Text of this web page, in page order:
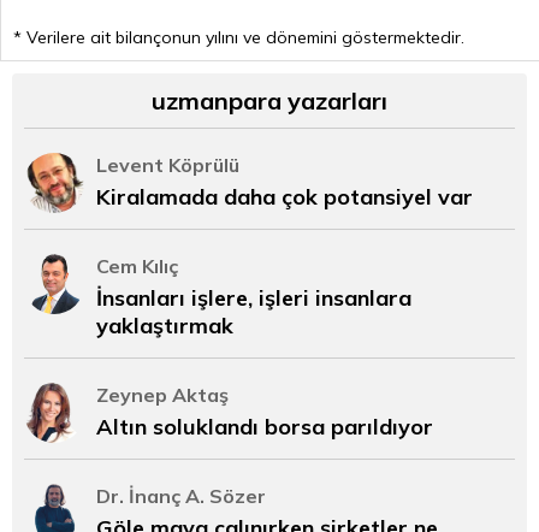
* Verilere ait bilançonun yılını ve dönemini göstermektedir.
uzmanpara yazarları
Levent Köprülü
Kiralamada daha çok potansiyel var
Cem Kılıç
İnsanları işlere, işleri insanlara
yaklaştırmak
Zeynep Aktaş
Altın soluklandı borsa parıldıyor
Dr. İnanç A. Sözer